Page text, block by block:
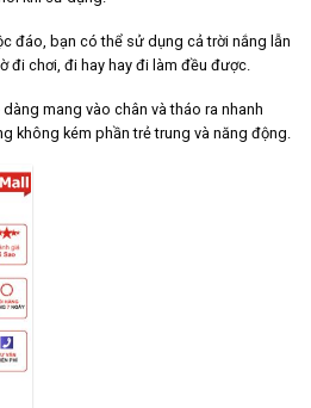
đáo, bạn có thể sử dụng cả trời nắng lẫn
đi chơi, đi hay hay đi làm đều được.
mang vào chân và tháo ra nhanh
không kém phần trẻ trung và năng động.